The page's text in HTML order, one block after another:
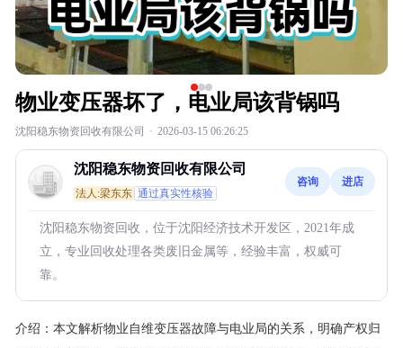
物业变压器坏了，电业局该背锅吗
沈阳稳东物资回收有限公司 · 2026-03-15 06:26:25
沈阳稳东物资回收有限公司
法人:梁东东 通过真实性核验
咨询 进店
沈阳稳东物资回收，位于沈阳经济技术开发区，2021年成
立，专业回收处理各类废旧金属等，经验丰富，权威可
靠。
介绍： 本文解析物业自维变压器故障与电业局的关系，明确产权归